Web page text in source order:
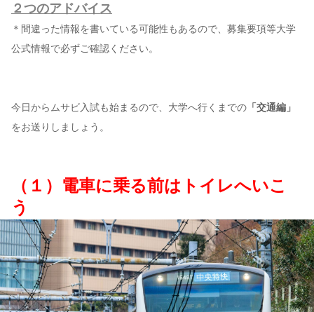
２つのアドバイス
＊間違った情報を書いている可能性もあるので、募集要項等大学
公式情報で必ずご確認ください。
今日からムサビ入試も始まるので、大学へ行くまでの 「交通編」
をお送りしましょう。
（１）電車に乗る前はトイレへいこ
う